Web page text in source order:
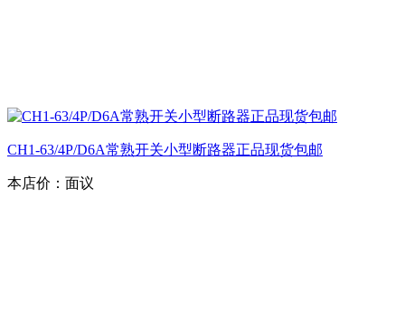
CH1-63/4P/D6A常熟开关小型断路器正品现货包邮
本店价： 面议